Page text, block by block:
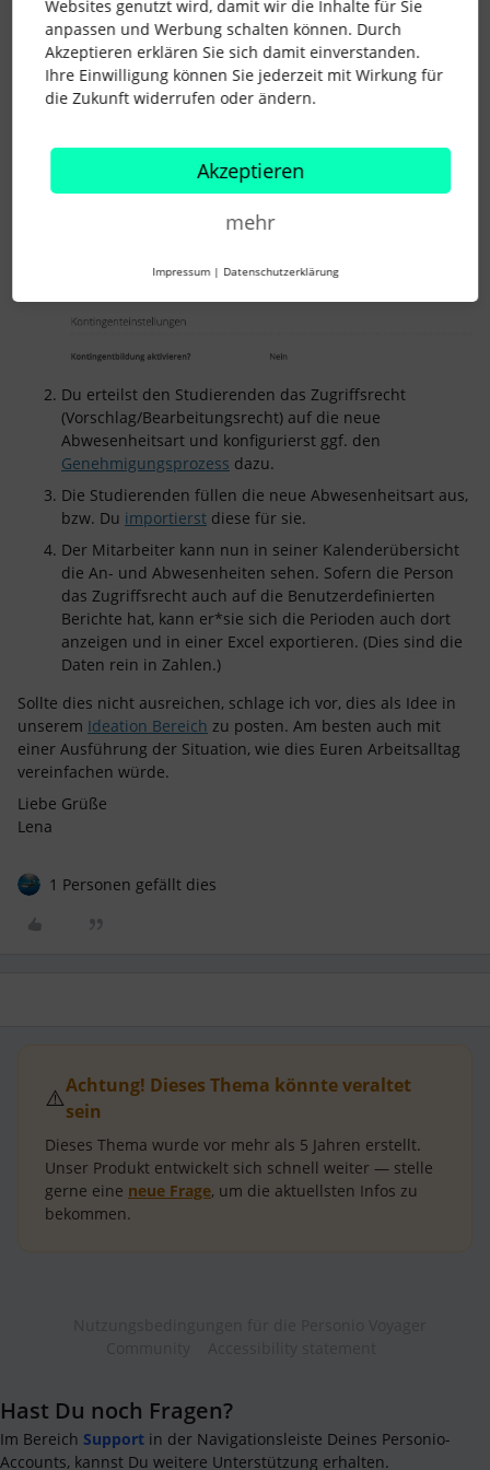
Du erteilst den Studierenden das Zugriffsrecht
(Vorschlag/Bearbeitungsrecht) auf die neue
Abwesenheitsart und konfigurierst ggf. den
Genehmigungsprozess dazu.
Die Studierenden füllen die neue Abwesenheitsart aus,
bzw. Du importierst diese für sie.
Der Mitarbeiter kann nun in seiner Kalenderübersicht
die An- und Abwesenheiten sehen. Sofern die Person
das Zugriffsrecht auch auf die Benutzerdefinierten
Berichte hat, kann er*sie sich die Perioden auch dort
anzeigen und in einer Excel exportieren. (Dies sind die
Daten rein in Zahlen.)
Sollte dies nicht ausreichen, schlage ich vor, dies als Idee in
unserem Ideation Bereich zu posten. Am besten auch mit
einer Ausführung der Situation, wie dies Euren Arbeitsalltag
vereinfachen würde.
Liebe Grüße
Lena
1 Personen gefällt dies
⚠️Achtung! Dieses Thema könnte veraltet
sein
Dieses Thema wurde vor mehr als 5 Jahren erstellt.
Unser Produkt entwickelt sich schnell weiter — stelle
gerne eine neue Frage, um die aktuellsten Infos zu
bekommen.
Hast Du noch Fragen?
Im Bereich Support in der Navigationsleiste Deines Personio-
Accounts, kannst Du weitere Unterstützung erhalten.
Websites genutzt wird, damit wir die Inhalte für Sie
anpassen und Werbung schalten können. Durch
Akzeptieren erklären Sie sich damit einverstanden.
Ihre Einwilligung können Sie jederzeit mit Wirkung für
die Zukunft widerrufen oder ändern.
Akzeptieren
mehr
Impressum | Datenschutzerklärung